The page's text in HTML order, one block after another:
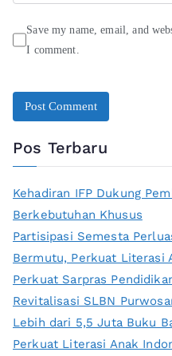
Save my name, email, and
I comment.
Pos Terbaru
Kehadiran IFP Dukung
Berkebutuhan Khusus
Partisipasi Semesta
Bermutu, Perkuat Literasi
Perkuat Sarpras
Revitalisasi SLBN
Lebih dari 5,5 Juta Buku
Perkuat Literasi Anak